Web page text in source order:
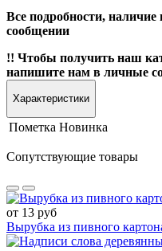
Все подробности,
сообщении
!! Чтобы получить наш
напишите нам в личные
Характеристики
Пометка Новинка
Сопутствующие товары
от 13 руб
Вырубка из пивного